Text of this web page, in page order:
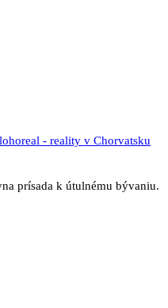
prísada k útulnému bývaniu.